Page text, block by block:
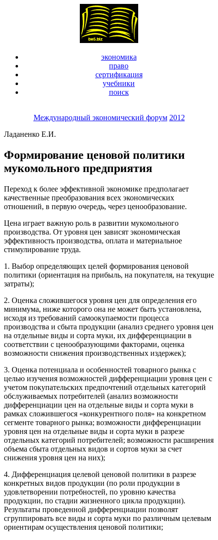
экономика
право
сертификация
учебники
поиск
Международный экономический форум 2012
Ладаненко Е.И.
Формирование ценовой политики
мукомольного предприятия
Переход к более эффективной экономике предполагает
качественные преобразования всех экономических
отношений, в первую очередь, через ценообразование.
Цена играет важную роль в развитии мукомольного
производства. От уровня цен зависят экономическая
эффективность производства, оплата и материальное
стимулирование труда.
1. Выбор определяющих целей формирования ценовой
политики (ориентация на прибыль, на покупателя, на текущие
затраты);
2. Оценка сложившегося уровня цен для определения его
минимума, ниже которого она не может быть установлена,
исходя из требований самоокупаемости процесса
производства и сбыта продукции (анализ среднего уровня цен
на отдельные виды и сорта муки, их дифференциации в
соответствии с ценообразующими факторами, оценка
возможности снижения производственных издержек);
3. Оценка потенциала и особенностей товарного рынка с
целью изучения возможностей дифференциации уровня цен с
учетом покупательских предпочтений отдельных категорий
обслуживаемых потребителей (анализ возможности
дифференциации цен на отдельные виды и сорта муки в
рамках сложившегося «конкурентного поля» на конкретном
сегменте товарного рынка; возможности дифференциации
уровня цен на отдельные виды и сорта муки в разрезе
отдельных категорий потребителей; возможности расширения
объема сбыта отдельных видов и сортов муки за счет
снижения уровня цен на них);
4. Дифференциация целевой ценовой политики в разрезе
конкретных видов продукции (по роли продукции в
удовлетворении потребностей, по уровню качества
продукции, по стадии жизненного цикла продукции).
Результаты проведенной дифференциации позволят
сгруппировать все виды и сорта муки по различным целевым
ориентирам осуществления ценовой политики;